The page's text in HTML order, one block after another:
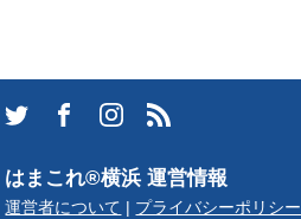
はまこれ®横浜 運営情報
運営者について プライバシーポリシー